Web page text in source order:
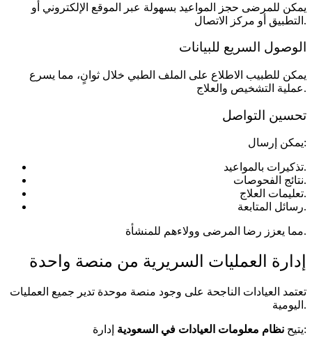
يمكن للمرضى حجز المواعيد بسهولة عبر الموقع الإلكتروني أو
التطبيق أو مركز الاتصال.
الوصول السريع للبيانات
يمكن للطبيب الاطلاع على الملف الطبي خلال ثوانٍ، مما يسرع
عملية التشخيص والعلاج.
تحسين التواصل
يمكن إرسال:
تذكيرات بالمواعيد.
نتائج الفحوصات.
تعليمات العلاج.
رسائل المتابعة.
مما يعزز رضا المرضى وولاءهم للمنشأة.
إدارة العمليات السريرية من منصة واحدة
تعتمد العيادات الناجحة على وجود منصة موحدة تدير جميع العمليات
اليومية.
يتيح نظام معلومات العيادات في السعودية إدارة: